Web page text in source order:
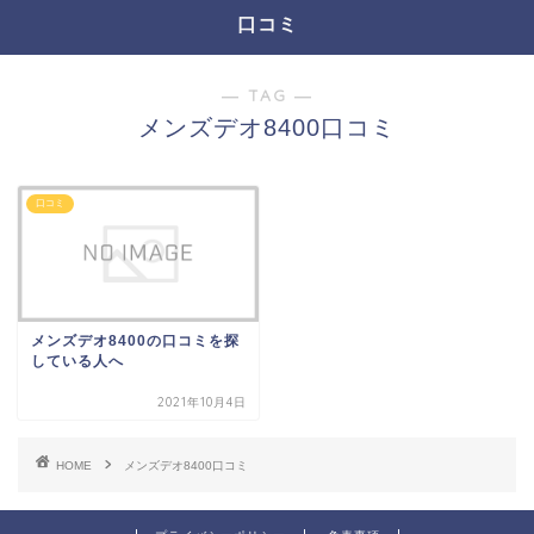
口コミ
― TAG ―
メンズデオ8400口コミ
口コミ
メンズデオ8400の口コミを探
している人へ
2021年10月4日
HOME メンズデオ8400口コミ